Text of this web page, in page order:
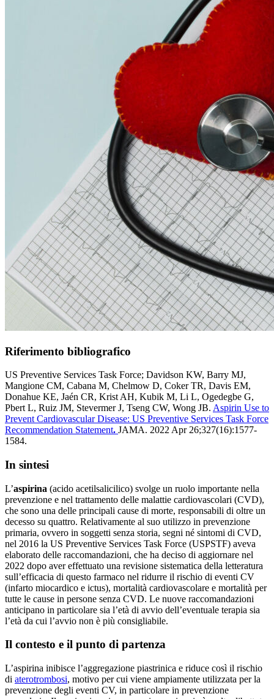
Riferimento bibliografico
US Preventive Services Task Force; Davidson KW, Barry MJ,
Mangione CM, Cabana M, Chelmow D, Coker TR, Davis EM,
Donahue KE, Jaén CR, Krist AH, Kubik M, Li L, Ogedegbe G,
Pbert L, Ruiz JM, Stevermer J, Tseng CW, Wong JB. Aspirin Use to
Prevent Cardiovascular Disease: US Preventive Services Task Force
Recommendation Statement. JAMA. 2022 Apr 26;327(16):1577-
1584.
In sintesi
L’aspirina (acido acetilsalicilico) svolge un ruolo importante nella
prevenzione e nel trattamento delle malattie cardiovascolari (CVD),
che sono una delle principali cause di morte, responsabili di oltre un
decesso su quattro. Relativamente al suo utilizzo in prevenzione
primaria, ovvero in soggetti senza storia, segni né sintomi di CVD,
nel 2016 la US Preventive Services Task Force (USPSTF) aveva
elaborato delle raccomandazioni, che ha deciso di aggiornare nel
2022 dopo aver effettuato una revisione sistematica della letteratura
sull’efficacia di questo farmaco nel ridurre il rischio di eventi CV
(infarto miocardico e ictus), mortalità cardiovascolare e mortalità per
tutte le cause in persone senza CVD. Le nuove raccomandazioni
anticipano in particolare sia l’età di avvio dell’eventuale terapia sia
l’età da cui l’avvio non è più consigliabile.
Il contesto e il punto di partenza
L’aspirina inibisce l’aggregazione piastrinica e riduce così il rischio
di aterotrombosi, motivo per cui viene ampiamente utilizzata per la
prevenzione degli eventi CV, in particolare in prevenzione